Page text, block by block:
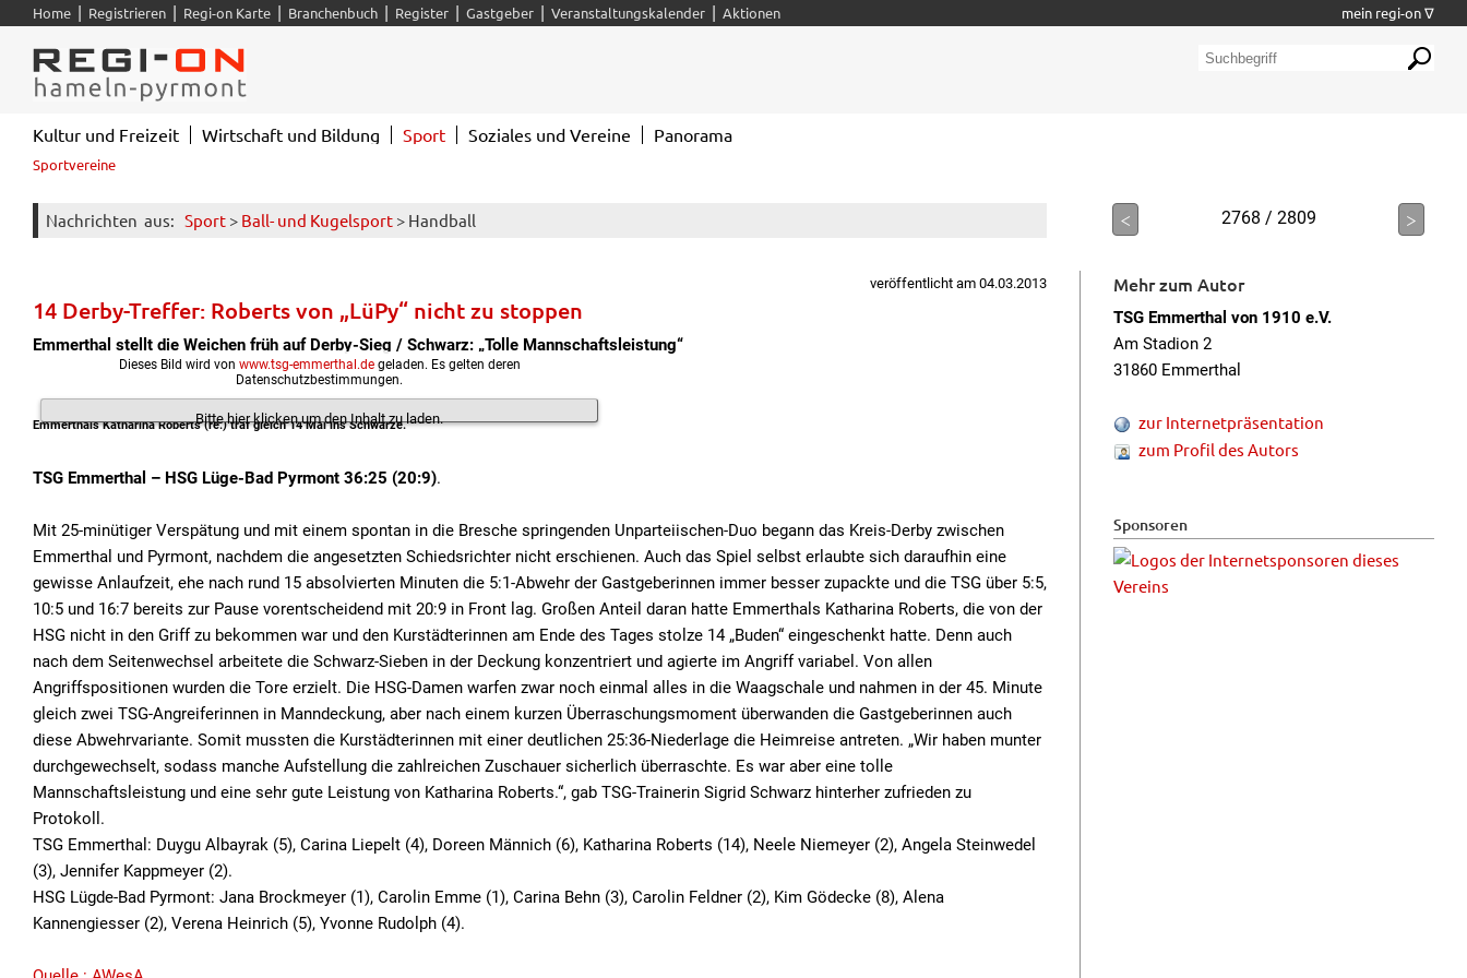
Nachrichten aus: Sport > Ball- und Kugelsport > Handball < 2768 / 2809 >
veröffentlicht am 04.03.2013
14 Derby-Treffer: Roberts von „LüPy“ nicht zu stoppen
Emmerthal stellt die Weichen früh auf Derby-Sieg / Schwarz: „Tolle Mannschaftsleistung“
Bitte hier klicken um den Inhalt zu laden.
Dieses Bild wird von www.tsg-emmerthal.degeladen. Es gelten deren
Datenschutzbestimmungen.
Emmerthals Katharina Roberts (re.) traf gleich 14 Mal ins Schwarze.
TSG Emmerthal – HSG Lüge-Bad Pyrmont 36:25 (20:9).
Mit 25-minütiger Verspätung und mit einem spontan in die Bresche springenden Unparteiischen-Duo begann das Kreis-Derby zwischen
Emmerthal und Pyrmont, nachdem die angesetzten Schiedsrichter nicht erschienen. Auch das Spiel selbst erlaubte sich daraufhin eine
gewisse Anlaufzeit, ehe nach rund 15 absolvierten Minuten die 5:1-Abwehr der Gastgeberinnen immer besser zupackte und die TSG über 5:5,
10:5 und 16:7 bereits zur Pause vorentscheidend mit 20:9 in Front lag. Großen Anteil daran hatte Emmerthals Katharina Roberts, die von der
HSG nicht in den Griff zu bekommen war und den Kurstädterinnen am Ende des Tages stolze 14 „Buden“ eingeschenkt hatte. Denn auch
nach dem Seitenwechsel arbeitete die Schwarz-Sieben in der Deckung konzentriert und agierte im Angriff variabel. Von allen
Angriffspositionen wurden die Tore erzielt. Die HSG-Damen warfen zwar noch einmal alles in die Waagschale und nahmen in der 45. Minute
gleich zwei TSG-Angreiferinnen in Manndeckung, aber nach einem kurzen Überraschungsmoment überwanden die Gastgeberinnen auch
diese Abwehrvariante. Somit mussten die Kurstädterinnen mit einer deutlichen 25:36-Niederlage die Heimreise antreten. „Wir haben munter
durchgewechselt, sodass manche Aufstellung die zahlreichen Zuschauer sicherlich überraschte. Es war aber eine tolle
Mannschaftsleistung und eine sehr gute Leistung von Katharina Roberts.“, gab TSG-Trainerin Sigrid Schwarz hinterher zufrieden zu
Protokoll.
TSG Emmerthal: Duygu Albayrak (5), Carina Liepelt (4), Doreen Männich (6), Katharina Roberts (14), Neele Niemeyer (2), Angela Steinwedel
(3), Jennifer Kappmeyer (2).
HSG Lügde-Bad Pyrmont: Jana Brockmeyer (1), Carolin Emme (1), Carina Behn (3), Carolin Feldner (2), Kim Gödecke (8), Alena
Kannengiesser (2), Verena Heinrich (5), Yvonne Rudolph (4).
Mehr zum Autor
TSG Emmerthal von 1910 e.V.
Am Stadion 2
31860 Emmerthal
zur Internetpräsentation
zum Profil des Autors
Sponsoren
Home | Registrieren | Regi-on Karte | Branchenbuch | Register | Gastgeber | Veranstaltungskalender | Aktionen mein regi-on ∇
Kultur und Freizeit Wirtschaft und Bildung Sport
Sportvereine
Soziales und Vereine Panorama